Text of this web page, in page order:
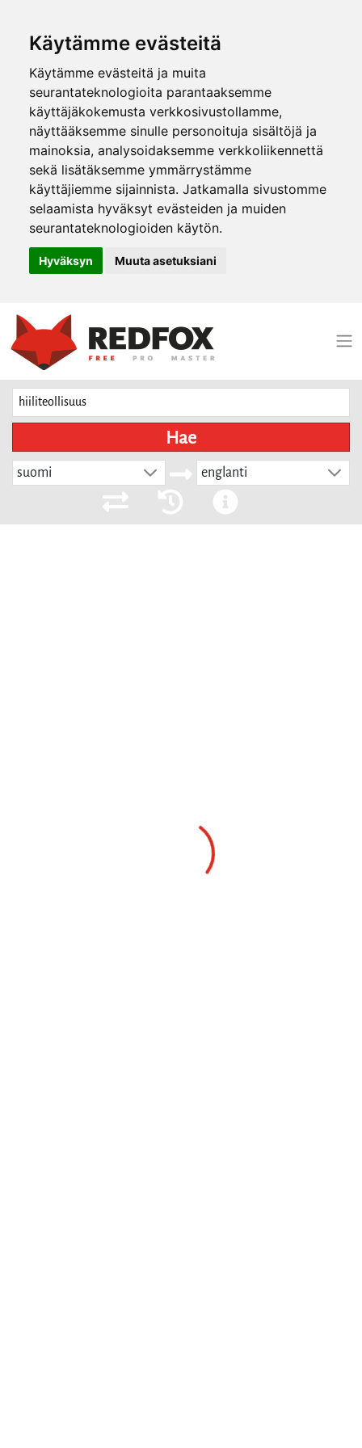
Käytämme evästeitä
Käytämme evästeitä ja muita
seurantateknologioita parantaaksemme
käyttäjäkokemusta verkkosivustollamme,
näyttääksemme sinulle personoituja sisältöjä ja
mainoksia, analysoidaksemme verkkoliikennettä
sekä lisätäksemme ymmärrystämme
käyttäjiemme sijainnista. Jatkamalla sivustomme
selaamista hyväksyt evästeiden ja muiden
seurantateknologioiden käytön.
Hyväksyn Muuta asetuksiani
Hae
suomi englanti